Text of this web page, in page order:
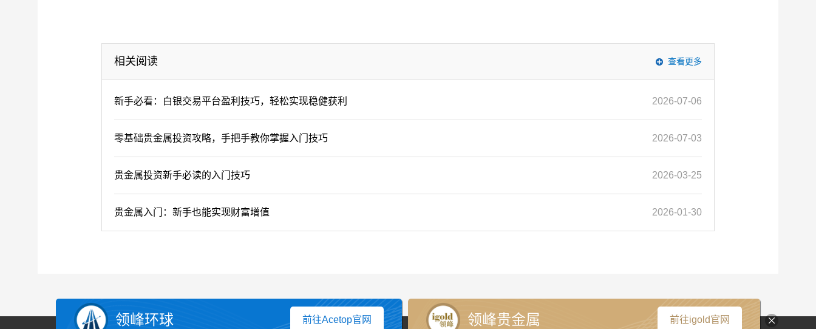
相关阅读 查看更多
新手必看：白银交易平台盈利技巧，轻松实现稳健获利 2026-07-06
零基础贵金属投资攻略，手把手教你掌握入门技巧 2026-07-03
贵金属投资新手必读的入门技巧 2026-03-25
贵金属入门：新手也能实现财富增值 2026-01-30
领峰环球 前往Acetop官网 领峰贵金属 前往igold官网